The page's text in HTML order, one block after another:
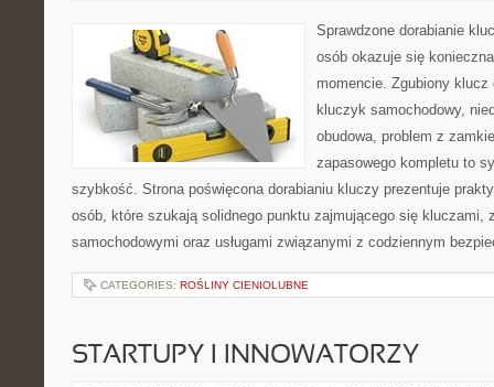
Sprawdzone dorabianie
osób okazuje się
momencie. Zgubiony
kluczyk samochodowy,
obudowa, problem z
zapasowego kompletu to
szybkość. Strona poświęcona dorabianiu kluczy prezentuje
osób, które szukają solidnego punktu zajmującego się kluczami,
samochodowymi oraz usługami związanymi z codziennym
CATEGORIES: ROŚLINY CIENIOLUBNE
STARTUPY I INNOWATORZY